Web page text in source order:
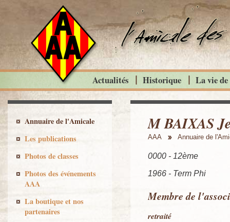
M BAIXAS
AAA Annuaire de
0000 - 12ème
1966 - Term Phi
Membre de
retraité
Actualités Historique La vie
Annuaire de l'Amicale
Les publications
Photos de classes
Photos des événements
AAA
La boutique et nos
partenaires